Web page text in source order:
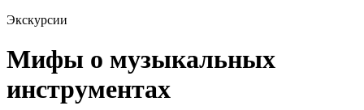
Экскурсии
Мифы о музыкальных
инструментах